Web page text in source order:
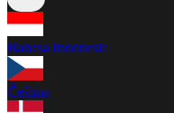
Bahasa Indonesia
Čeština